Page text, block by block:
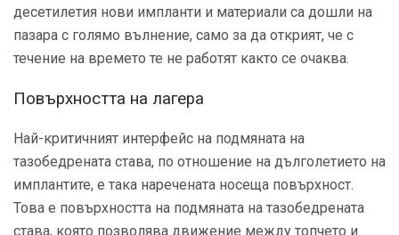
десетилетия нови импланти и материали са дошли на
пазара с голямо вълнение, само за да открият, че с
течение на времето те не работят както се очаква.
Повърхността на лагера
Най-критичният интерфейс на подмяната на
тазобедрената става, по отношение на дълголетието на
имплантите, е така наречената носеща повърхност.
Това е повърхността на подмяната на тазобедрената
става, която позволява движение между топчето и